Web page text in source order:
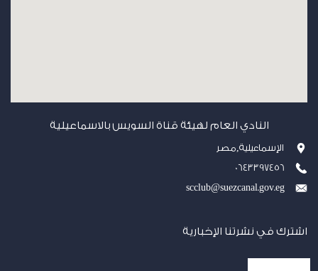
النادي العام لهيئة قناة السويس بالاسماعيلية
الإسماعيلية,مصر
0643397456
scclub@suezcanal.gov.eg
اشترك في نشرتنا الإخبارية